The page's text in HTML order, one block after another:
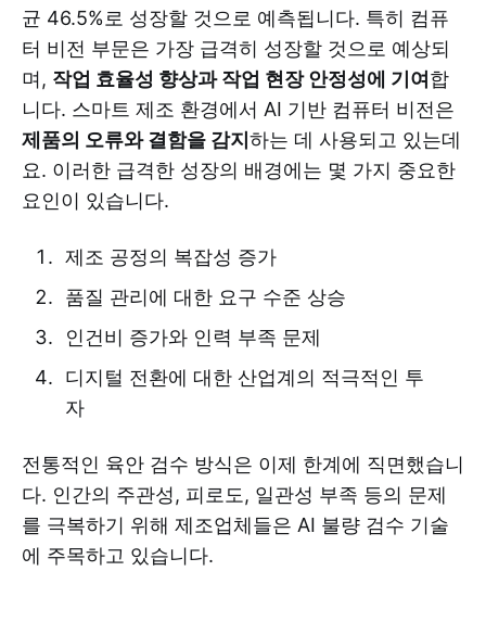
균 46.5%로 성장할 것으로 예측됩니다. 특히 컴퓨
터 비전 부문은 가장 급격히 성장할 것으로 예상되
며, 작업 효율성 향상과 작업 현장 안정성에 기여 합
니다. 스마트 제조 환경에서 AI 기반 컴퓨터 비전은
제품의 오류와 결함을 감지 하는 데 사용되고 있는데
요. 이러한 급격한 성장의 배경에는 몇 가지 중요한
요인이 있습니다.
제조 공정의 복잡성 증가
품질 관리에 대한 요구 수준 상승
인건비 증가와 인력 부족 문제
디지털 전환에 대한 산업계의 적극적인 투
자
전통적인 육안 검수 방식은 이제 한계에 직면했습니
다. 인간의 주관성, 피로도, 일관성 부족 등의 문제
를 극복하기 위해 제조업체들은 AI 불량 검수 기술
에 주목하고 있습니다.